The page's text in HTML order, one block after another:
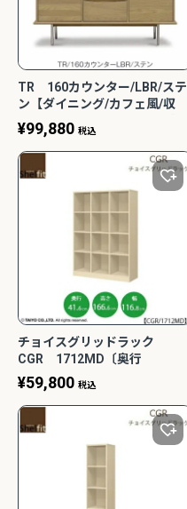
TR 160カウンター/LBR/ステ
ン【ダイニング/カフェ風/収
納/サンキコーポレーション】
¥99,880 税込
チョイスグリッドラック
CGR 1712MD〔奥行
41.6cm〕【多目的ラック/オー
プンラック/リビング収納/オフ
ィス/ショップ/大洋】
¥59,800 税込